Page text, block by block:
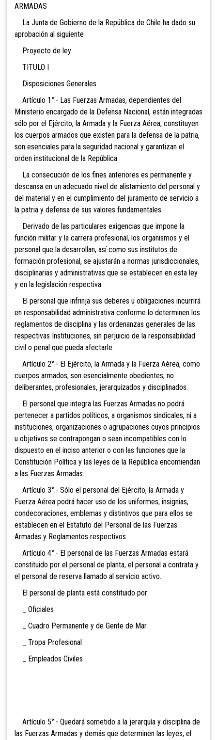
ARMADAS
La Junta de Gobierno de la República de Chile ha dado su
aprobación al siguiente
Proyecto de ley
TITULO I
Disposiciones Generales
Artículo 1°.- Las Fuerzas Armadas, dependientes del
Ministerio encargado de la Defensa Nacional, están integradas
sólo por el Ejército, la Armada y la Fuerza Aérea, constituyen
los cuerpos armados que existen para la defensa de la patria,
son esenciales para la seguridad nacional y garantizan el
orden institucional de la República.
La consecución de los fines anteriores es permanente y
descansa en un adecuado nivel de alistamiento del personal y
del material y en el cumplimiento del juramento de servicio a
la patria y defensa de sus valores fundamentales.
Derivado de las particulares exigencias que impone la
función militar y la carrera profesional, los organismos y el
personal que la desarrollan, así como sus institutos de
formación profesional, se ajustarán a normas jurisdiccionales,
disciplinarias y administrativas que se establecen en esta ley
y en la legislación respectiva.
El personal que infrinja sus deberes u obligaciones incurrirá
en responsabilidad administrativa conforme lo determinen los
reglamentos de disciplina y las ordenanzas generales de las
respectivas Instituciones, sin perjuicio de la responsabilidad
civil o penal que pueda afectarle.
Artículo 2°.- El Ejército, la Armada y la Fuerza Aérea, como
cuerpos armados, son esencialmente obedientes, no
deliberantes, profesionales, jerarquizados y disciplinados.
El personal que integra las Fuerzas Armadas no podrá
pertenecer a partidos políticos, a organismos sindicales, ni a
instituciones, organizaciones o agrupaciones cuyos principios
u objetivos se contrapongan o sean incompatibles con lo
dispuesto en el inciso anterior o con las funciones que la
Constitución Política y las leyes de la República encomiendan
a las Fuerzas Armadas.
Artículo 3°.- Sólo el personal del Ejército, la Armada y
Fuerza Aérea podrá hacer uso de los uniformes, insignias,
condecoraciones, emblemas y distintivos que para ellos se
establecen en el Estatuto del Personal de las Fuerzas
Armadas y Reglamentos respectivos.
Artículo 4°.- El personal de las Fuerzas Armadas estará
constituido por el personal de planta, el personal a contrata y
el personal de reserva llamado al servicio activo.
El personal de planta está constituido por:
_ Oficiales
_ Cuadro Permanente y de Gente de Mar
Tropa Profesional
_ Empleados Civiles
Artículo 5°.- Quedará sometido a la jerarquía y disciplina de
las Fuerzas Armadas y demás que determinen las leyes, el